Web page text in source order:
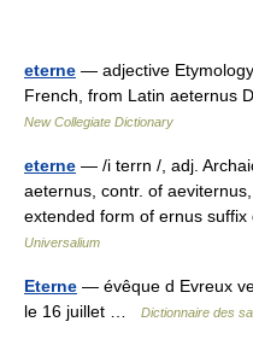
eterne — adjective
French, from Latin aeternus
New Collegiate Dictionary
eterne — /i terrn /, adj.
aeternus, contr. of
extended form of ernus
Universalium
Eterne — évêque d Evreux
le 16 juillet …
Dictionnaire des